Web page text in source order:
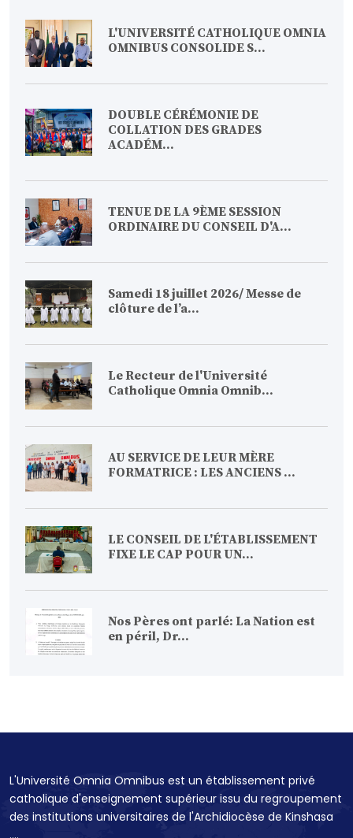
L'UNIVERSITÉ CATHOLIQUE OMNIA
OMNIBUS CONSOLIDE S...
DOUBLE CÉRÉMONIE DE
COLLATION DES GRADES
ACADÉM...
TENUE DE LA 9ÈME SESSION
ORDINAIRE DU CONSEIL D'A...
Samedi 18 juillet 2026/ Messe de
clôture de l’a...
Le Recteur de l'Université
Catholique Omnia Omnib...
AU SERVICE DE LEUR MÈRE
FORMATRICE : LES ANCIENS ...
LE CONSEIL DE L'ÉTABLISSEMENT
FIXE LE CAP POUR UN...
Nos Pères ont parlé: La Nation est
en péril, Dr...
L'Université Omnia Omnibus est un établissement privé
catholique d'enseignement supérieur issu du regroupement
des institutions universitaires de l'Archidiocèse de Kinshasa